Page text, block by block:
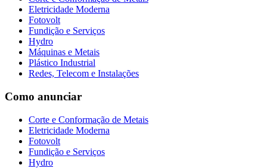
Eletricidade Moderna
Fotovolt
Fundição e Serviços
Hydro
Máquinas e Metais
Plástico Industrial
Redes, Telecom e Instalações
Como anunciar
Corte e Conformação de Metais
Eletricidade Moderna
Fotovolt
Fundição e Serviços
Hydro